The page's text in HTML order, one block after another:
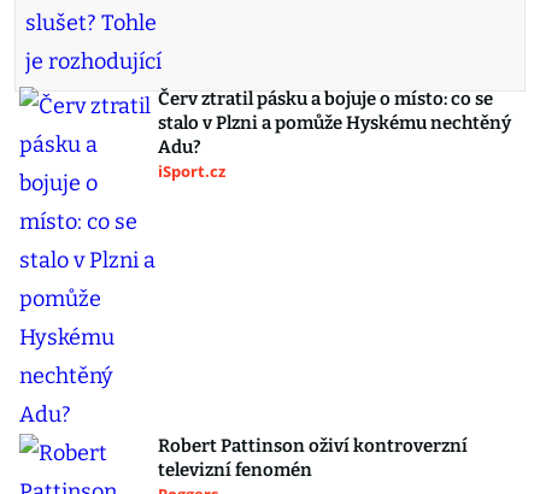
Červ ztratil pásku a bojuje o místo: co se
stalo v Plzni a pomůže Hyskému nechtěný
Adu?
iSport.cz
Robert Pattinson oživí kontroverzní
televizní fenomén